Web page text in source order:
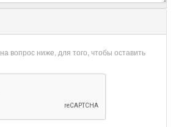
вопрос ниже, для того, чтобы оставить